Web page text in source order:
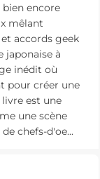
bien encore
mêlant
accords geek
japonaise à
inédit où
pour créer une
est une
une scène
chefs-d'oe...